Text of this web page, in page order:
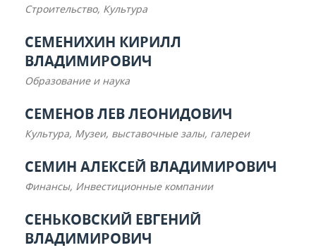
Строительство, Культура
СЕМЕНИХИН КИРИЛЛ
ВЛАДИМИРОВИЧ
Образование и наука
СЕМЕНОВ ЛЕВ ЛЕОНИДОВИЧ
Культура, Музеи, выставочные залы, галереи
СЕМИН АЛЕКСЕЙ ВЛАДИМИРОВИЧ
Финансы, Инвестиционные компании
СЕНЬКОВСКИЙ ЕВГЕНИЙ
ВЛАДИМИРОВИЧ